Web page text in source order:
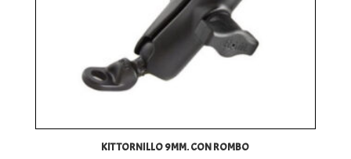
KIT TORNILLO 9MM. CON ROMBO